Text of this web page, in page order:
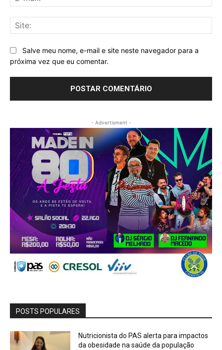
Salve meu nome, e-mail e site neste navegador para a
próxima vez que eu comentar.
- Advertisment -
POSTS POPULARES
Nutricionista do PAS alerta para impactos
da obesidade na saúde da população